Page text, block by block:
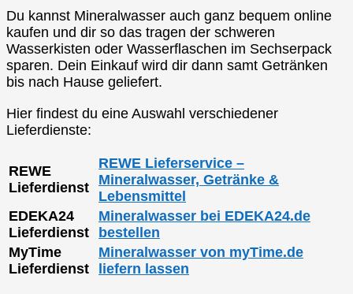
Du kannst Mineralwasser auch ganz bequem online
kaufen und dir so das tragen der schweren
Wasserkisten oder Wasserflaschen im Sechserpack
sparen. Dein Einkauf wird dir dann samt Getränken
bis nach Hause geliefert.
Hier findest du eine Auswahl verschiedener
Lieferdienste:
REWE
Lieferdienst
REWE Lieferservice –
Mineralwasser, Getränke &
Lebensmittel
EDEKA24
Lieferdienst
Mineralwasser bei EDEKA24.de
bestellen
MyTime
Lieferdienst
Mineralwasser von myTime.de
liefern lassen